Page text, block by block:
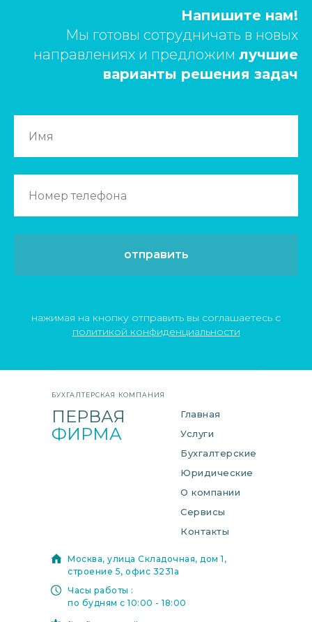
Напишите нам!
Мы готовы сотрудничать в новых
направлениях и предложим лучшие
варианты решения задач
отправить
нажимая на кнопку отправить вы соглашаетесь с
политикой конфиденциальности
ПЕРВАЯ
ФИРМА
Главная
Услуги
Бухгалтерские
Юридические
Сервисы
Контакты
О компании
Москва, улица Складочная, дом 1,
строение 5, офис 3231а
Часы работы :
по будням с 10:00 - 18:00
БУХГАЛТЕРСКАЯ КОМПАНИЯ